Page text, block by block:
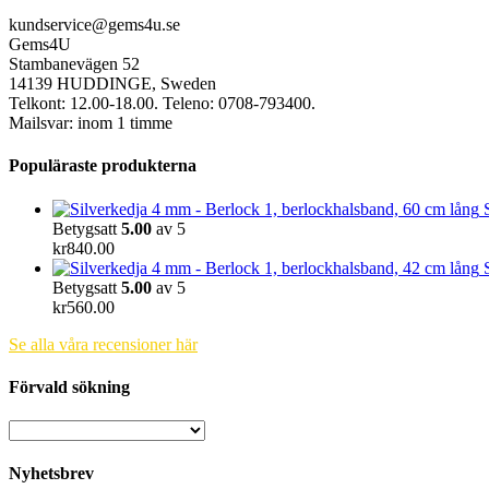
kundservice@gems4u.se
Gems4U
Stambanevägen 52
14139 HUDDINGE, Sweden
Telkont: 12.00-18.00. Teleno: 0708-793400.
Mailsvar: inom 1 timme
Populäraste produkterna
Betygsatt 5.00 av 5
kr840.00
Betygsatt 5.00 av 5
kr560.00
Se alla våra recensioner här
Förvald sökning
Nyhetsbrev